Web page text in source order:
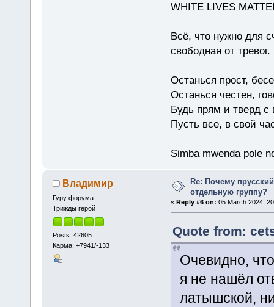
WHITE LIVES
Всё, что нужно для
свободная от
Останься прост,
Останься честен,
Будь прям и тверд с
Пусть все, в свой
Simba mwenda pole
Владимир
Гуру форума
Трижды герой
Posts: 42605
Карма: +7941/-133
Re: Почему
отдельную группу?
« Reply #6 on: 05 March 2024,
Quote from:
Очевидно,
я не нашёл
латышской,